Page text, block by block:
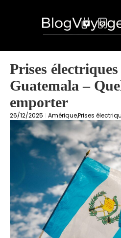
Prises électriques
Guatemala –
emporter
26/12/2025 Amérique,Prises